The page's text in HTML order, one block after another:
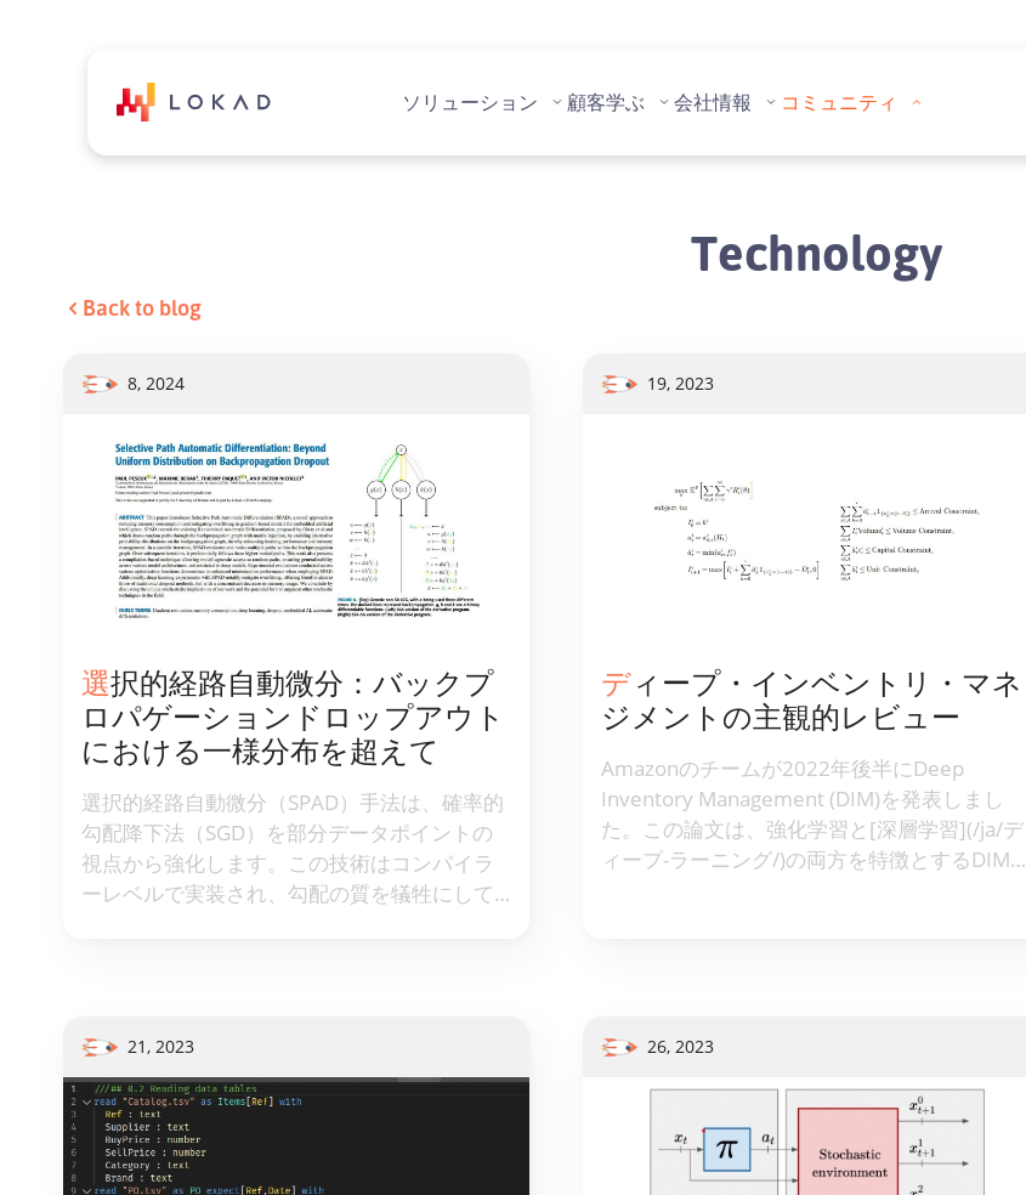
ソリューション 顧客学ぶ 会社情報 コミュニティ
Technology
Back to blog
8, 2024
選択的経路自動微分：バックプ
ロパゲーションドロップアウト
における一様分布を超えて
選択的経路自動微分（SPAD）手法は、確率的
勾配降下法（SGD）を部分データポイントの
視点から強化します。この技術はコンパイラ
ーレベルで実装され、勾配の質を犠牲にして
19, 2023
ディープ・インベントリ・マネ
ジメントの主観的レビュー
Amazonのチームが2022年後半にDeep
Inventory Management (DIM)を発表しまし
た。この論文は、強化学習と[深層学習](/ja/デ
ィープ-ラーニング/)の両方を特徴とするDIM在
21, 2023 26, 2023